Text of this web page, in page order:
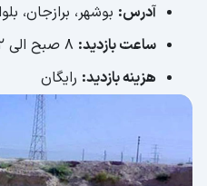
آدرس: بوشهر، برازجان،
ساعت بازدید:
هزینه بازدید: رایگان